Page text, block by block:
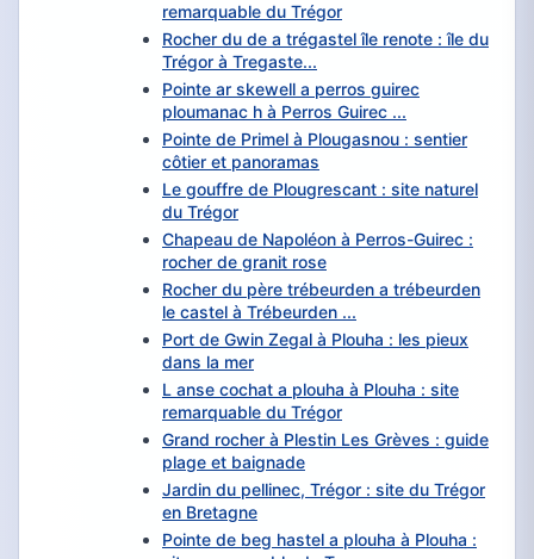
remarquable du Trégor
Rocher du de a trégastel île renote : île du
Trégor à Tregaste...
Pointe ar skewell a perros guirec
ploumanac h à Perros Guirec ...
Pointe de Primel à Plougasnou : sentier
côtier et panoramas
Le gouffre de Plougrescant : site naturel
du Trégor
Chapeau de Napoléon à Perros-Guirec :
rocher de granit rose
Rocher du père trébeurden a trébeurden
le castel à Trébeurden ...
Port de Gwin Zegal à Plouha : les pieux
dans la mer
L anse cochat a plouha à Plouha : site
remarquable du Trégor
Grand rocher à Plestin Les Grèves : guide
plage et baignade
Jardin du pellinec, Trégor : site du Trégor
en Bretagne
Pointe de beg hastel a plouha à Plouha :